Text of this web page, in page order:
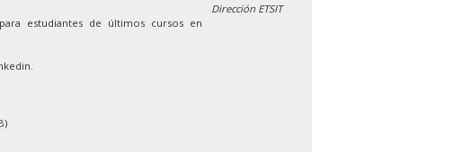
para estudiantes de últimos cursos en
Dirección ETSIT